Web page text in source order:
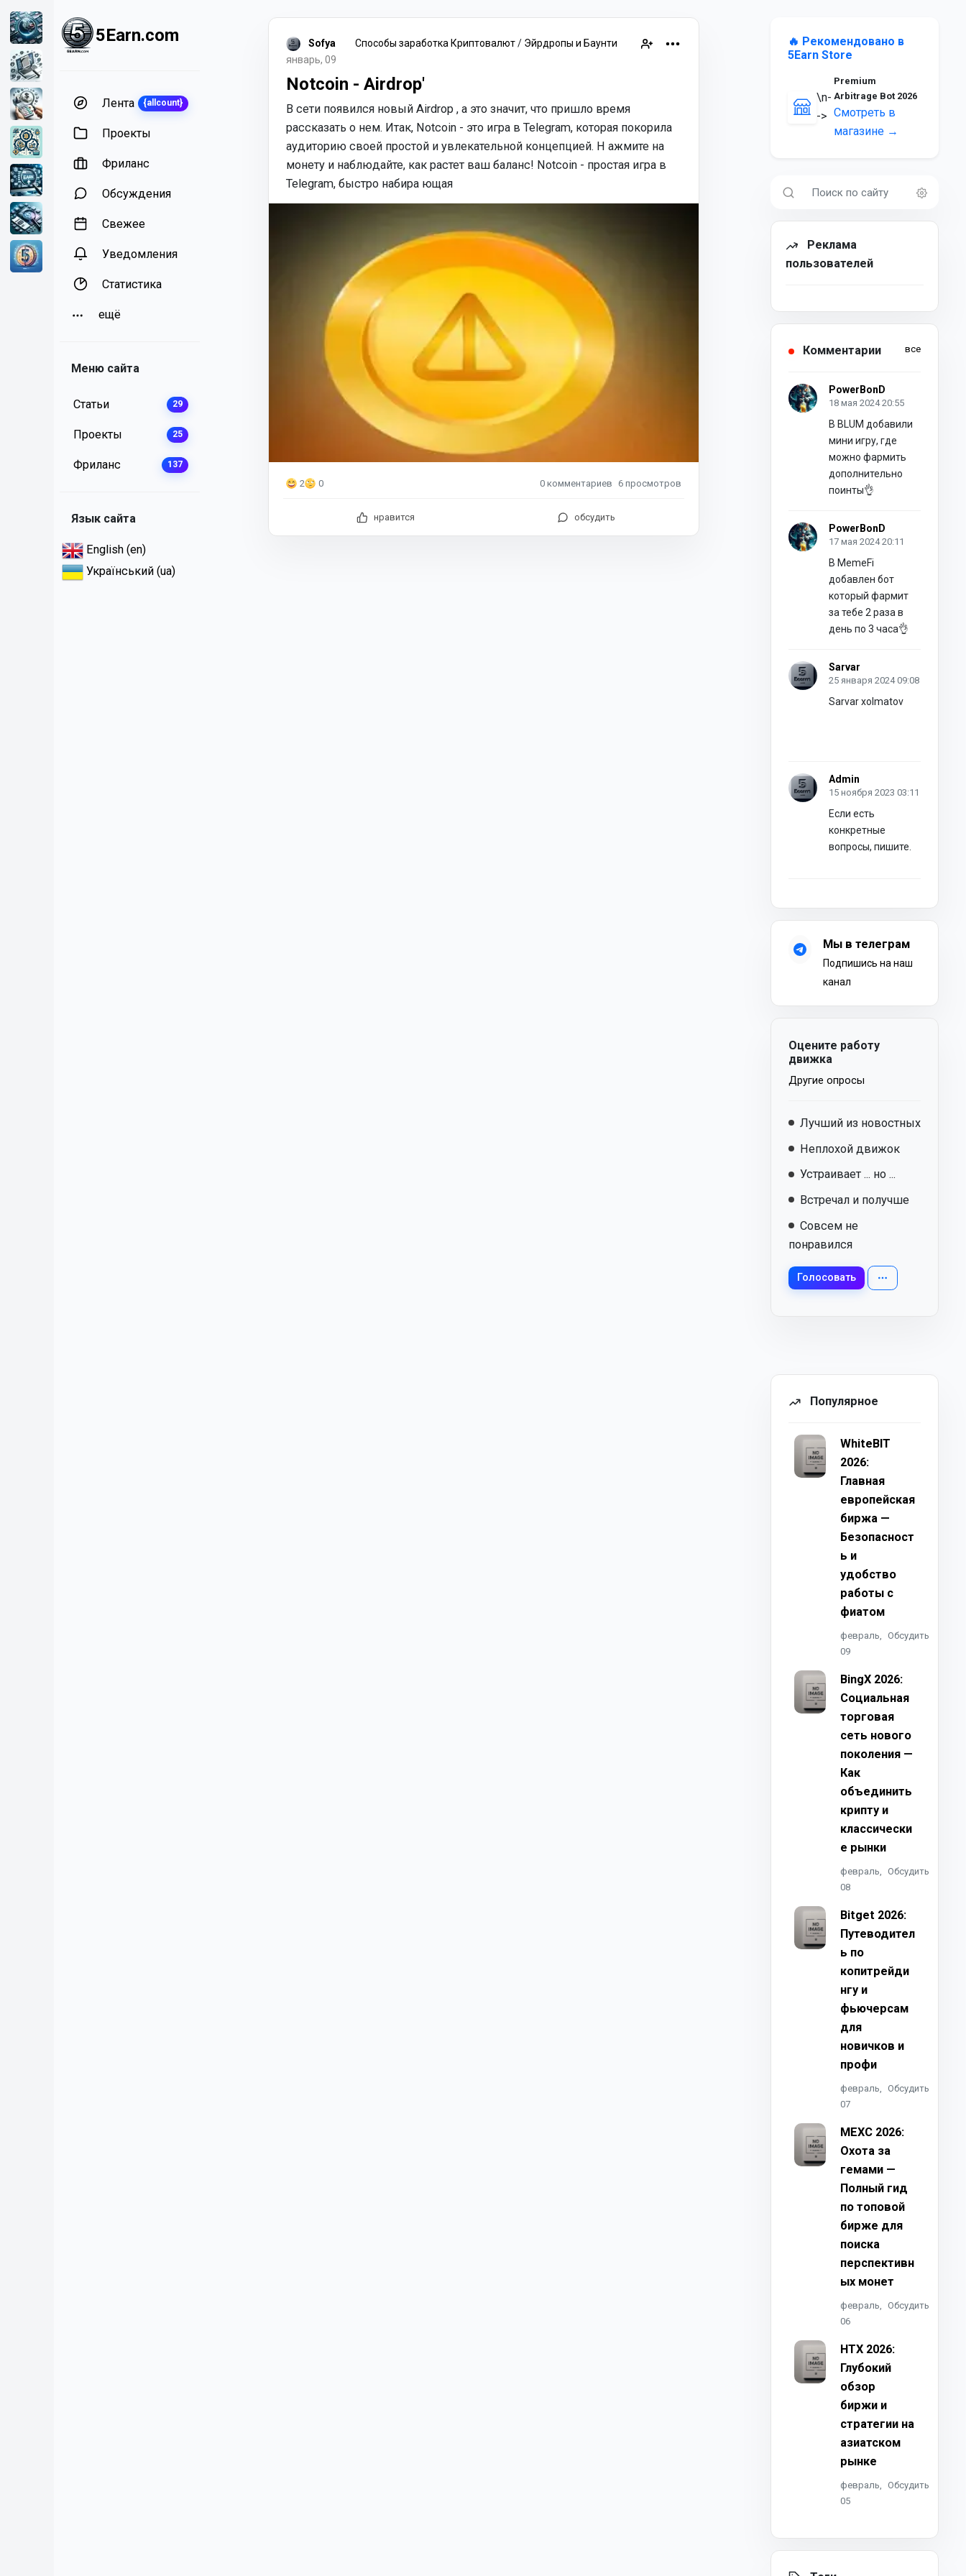
5Earn.com
Лента {allcount}
Проекты
Фриланс
Обсуждения
Свежее
Уведомления
Статистика
ещё
Меню сайта
Статьи 29
Проекты 25
Фриланс 137
Язык сайта
English (en)
Український (ua)
Sofya Способы заработка Криптовалют/ Эйрдропы и Баунти
январь, 09
Notcoin - Airdrop'
В сети появился новый Airdrop , а это значит, что пришло время
рассказать о нем. Итак, Notcoin - это игра в Telegram, которая покорила
аудиторию своей простой и увлекательной концепцией. Н ажмите на
монету и наблюдайте, как растет ваш баланс! Notcoin - простая игра в
Telegram, быстро набира ющая
2 0 0 комментариев 6 просмотров
нравится обсудить
🔥 Рекомендовано в
5Earn Store
\n-
->
Premium
Arbitrage Bot 2026
Смотреть в
магазине →
Реклама
пользователей
Комментарии все
PowerBonD
18 мая 2024 20:55
В BLUM добавили
мини игру, где
можно фармить
дополнительно
поинты👌
PowerBonD
17 мая 2024 20:11
В MemeFi
добавлен бот
который фармит
за тебе 2 раза в
день по 3 часа👌
Sarvar
25 января 2024 09:08
Sarvar xolmatov
Admin
15 ноября 2023 03:11
Если есть
конкретные
вопросы, пишите.
Мы в телеграм
Подпишись на наш
канал
Оцените работу
движка
Другие опросы
Лучший из новостных
Неплохой движок
Устраивает ... но ...
Встречал и получше
Совсем не
понравился
Голосовать
Популярное
WhiteBIT
2026:
Главная
европейская
биржа —
Безопасност
ь и
удобство
работы с
фиатом
февраль,
09
Обсудить
BingX 2026:
Социальная
торговая
сеть нового
поколения —
Как
объединить
крипту и
классически
е рынки
февраль,
08
Обсудить
Bitget 2026:
Путеводител
ь по
копитрейди
нгу и
фьючерсам
для
новичков и
профи
февраль,
07
Обсудить
MEXC 2026:
Охота за
гемами —
Полный гид
по топовой
бирже для
поиска
перспективн
ых монет
февраль,
06
Обсудить
HTX 2026:
Глубокий
обзор
биржи и
стратегии на
азиатском
рынке
февраль,
05
Обсудить